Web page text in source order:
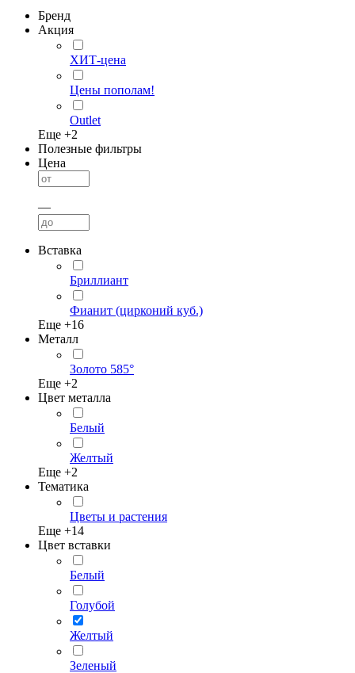
Бренд
Акция
ХИТ-цена
Цены пополам!
Outlet
Еще +2
Полезные фильтры
Цена
—
Вставка
Бриллиант
Фианит (цирконий куб.)
Еще +16
Металл
Золото 585°
Еще +2
Цвет металла
Белый
Желтый
Еще +2
Тематика
Цветы и растения
Еще +14
Цвет вставки
Белый
Голубой
Желтый
Зеленый